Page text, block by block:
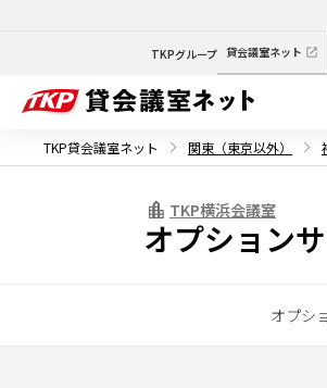
TKPグループ 貸会議室ネット
TKP貸会議室ネット 関東（東京以外）
TKP横浜会議室
オプション
オプシ